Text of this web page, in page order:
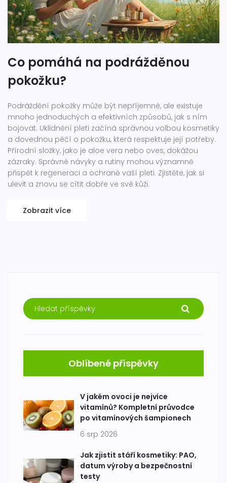
Co pomáhá na podrážděnou
pokožku?
Podráždění pokožky může být nepříjemné, ale existuje
mnoho jednoduchých a efektivních způsobů, jak s ním
bojovat. Uklidnění pleti začíná správnou volbou kosmetiky
a dovednou péčí o pokožku, která respektuje její potřeby.
Přírodní složky, jako je aloe vera nebo oves, dokážou
zázraky. Správné návyky a rutiny mohou významně
přispět k regeneraci a ochraně vaší pleti. Zjistěte, jak si
ulevit a znovu se cítit dobře ve své kůži.
Zobrazit více
Oblíbené příspěvky
V jakém ovoci je nejvíce
vitamínů? Kompletní průvodce
po vitamínových šampionech
6 srp 2026
Jak zjistit stáří kosmetiky: PAO,
datum výroby a bezpečnostní
testy